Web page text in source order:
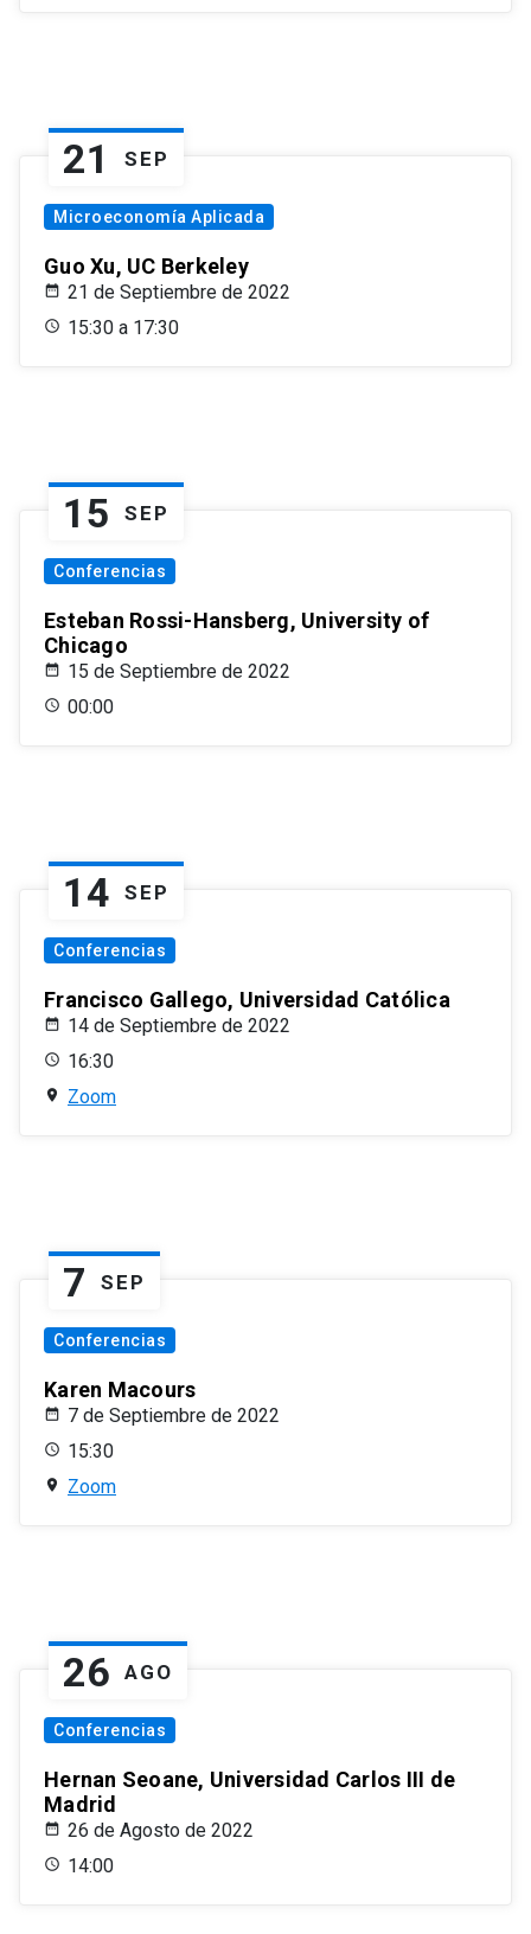
21 SEP
Microeconomía Aplicada
Guo Xu, UC Berkeley
21 de Septiembre de 2022
15:30 a 17:30
15 SEP
Conferencias
Esteban Rossi-Hansberg, University of
Chicago
15 de Septiembre de 2022
00:00
14 SEP
Conferencias
Francisco Gallego, Universidad Católica
14 de Septiembre de 2022
16:30
Zoom
7 SEP
Conferencias
Karen Macours
7 de Septiembre de 2022
15:30
Zoom
26 AGO
Conferencias
Hernan Seoane, Universidad Carlos III de
Madrid
26 de Agosto de 2022
14:00